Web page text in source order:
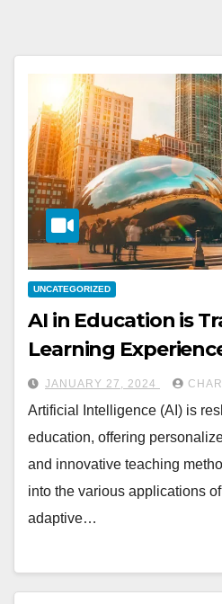
UNCATEGORIZED
AI in Education is
Learning
JANUARY 27, 2024
Artificial Intelligence (AI) is
education, offering
and innovative teaching
into the various applications
adaptive…